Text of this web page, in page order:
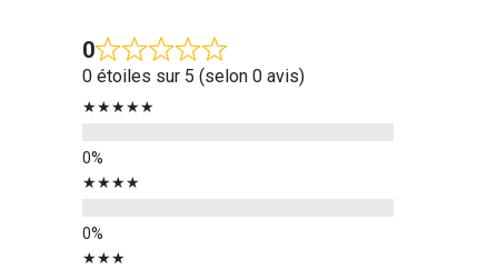
0
0 étoiles sur 5 (selon 0 avis)
★★★★★
★★★★
★★★